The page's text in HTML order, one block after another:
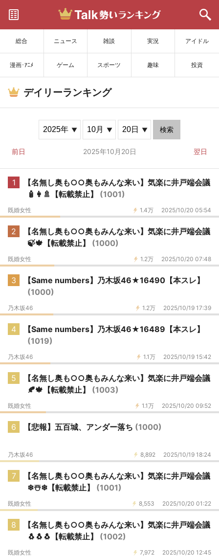
総合 ニュース 雑談 実況 アイドル
漫画･ｱﾆﾒ ゲーム スポーツ 趣味 投資
サイトを更新
デイリーランキング
検索
前日 2025年10月20日 翌日
1
【名無し奥も○○奥もみんな来い】気楽に井戸端会議
🧴👩🚿【転載禁止】 (1001)
1.4万 2025/10/20 05:54
既婚女性
2
【名無し奥も○○奥もみんな来い】気楽に井戸端会議
🍃🍁【転載禁止】 (1000)
1.2万 2025/10/20 07:48
既婚女性
3
【Same numbers】乃木坂46★16490【本スレ】
(1000)
1.2万 2025/10/19 17:39
乃木坂46
4
【Same numbers】乃木坂46★16489【本スレ】
(1019)
1.1万 2025/10/19 15:42
乃木坂46
5
【名無し奥も○○奥もみんな来い】気楽に井戸端会議
🍂🍁【転載禁止】 (1003)
1.1万 2025/10/20 09:52
既婚女性
6 【悲報】五百城、アンダー落ち (1000)
8,892 2025/10/19 18:24
乃木坂46
7
【名無し奥も○○奥もみんな来い】気楽に井戸端会議
❄☃️❄【転載禁止】 (1001)
8,553 2025/10/20 01:22
既婚女性
8
【名無し奥も○○奥もみんな来い】気楽に井戸端会議
🐧🐧🐧【転載禁止】 (1002)
7,972 2025/10/20 12:45
既婚女性